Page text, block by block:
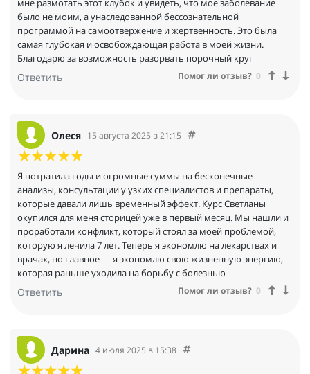
мне размотать этот клубок и увидеть, что мое заболевание
было не моим, а унаследованной бессознательной
программой на самоотвержение и жертвенность. Это была
самая глубокая и освобождающая работа в моей жизни.
Благодарю за возможность разорвать порочный круг
Ответить Помог ли отзыв? 0
Олеся 15 августа 2025 в 21:15
Я потратила годы и огромные суммы на бесконечные
анализы, консультации у узких специалистов и препараты,
которые давали лишь временный эффект. Курс Светланы
окупился для меня сторицей уже в первый месяц. Мы нашли и
проработали конфликт, который стоял за моей проблемой,
которую я лечила 7 лет. Теперь я экономлю на лекарствах и
врачах, но главное — я экономлю свою жизненную энергию,
которая раньше уходила на борьбу с болезнью
Ответить Помог ли отзыв? 0
Дарина 4 июля 2025 в 15:38